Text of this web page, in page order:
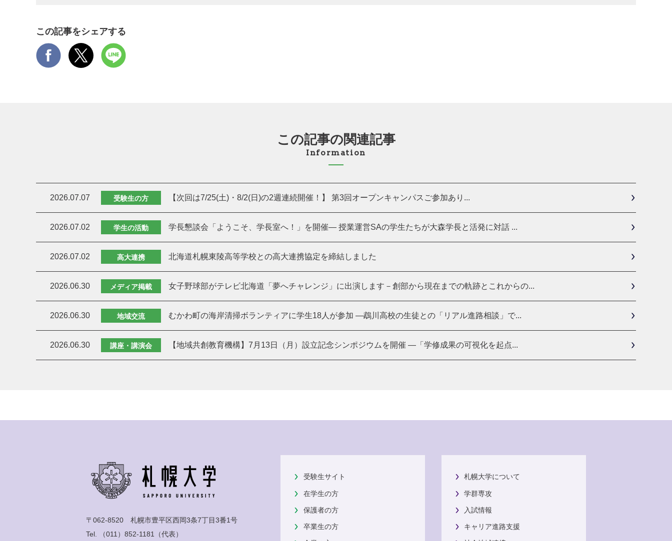
この記事をシェアする
この記事の関連記事
Information
2026.07.07 受験生の方 【次回は7/25(土)・8/2(日)の2週連続開催！】 第3回オープンキャンパスご参加あり...
2026.07.02 学生の活動 学長懇談会「ようこそ、学長室へ！」を開催― 授業運営SAの学生たちが大森学長と活発に対話 ...
2026.07.02 高大連携 北海道札幌東陵高等学校との高大連携協定を締結しました
2026.06.30 メディア掲載 女子野球部がテレビ北海道「夢へチャレンジ」に出演します－創部から現在までの軌跡とこれからの...
2026.06.30 地域交流 むかわ町の海岸清掃ボランティアに学生18人が参加 ―鵡川高校の生徒との「リアル進路相談」で...
2026.06.30 講座・講演会 【地域共創教育機構】7月13日（月）設立記念シンポジウムを開催 ―「学修成果の可視化を起点...
〒062-8520 札幌市豊平区西岡3条7丁目3番1号
Tel.
（011）852-1181 （代表）
受験生サイト
在学生の方
保護者の方
卒業生の方
札幌大学について
学群専攻
入試情報
キャリア進路支援